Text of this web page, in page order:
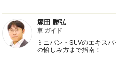
塚田 勝弘
車 ガイド
ミニバン・SUVのエキス
の愉しみ方まで指南！